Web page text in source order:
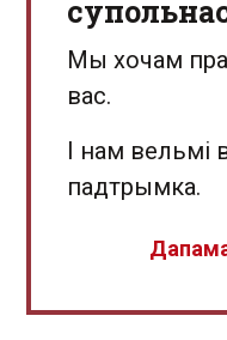
Мы хочам
вас.
І нам вельмі
падтрымка.